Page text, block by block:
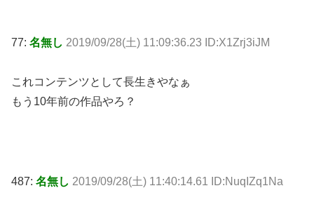
77: 名無し 2019/09/28(土) 11:09:36.23 ID:X1Zrj3iJM
これコンテンツとして長生きやなぁ
もう10年前の作品やろ？
487: 名無し 2019/09/28(土) 11:40:14.61 ID:NuqIZq1Na